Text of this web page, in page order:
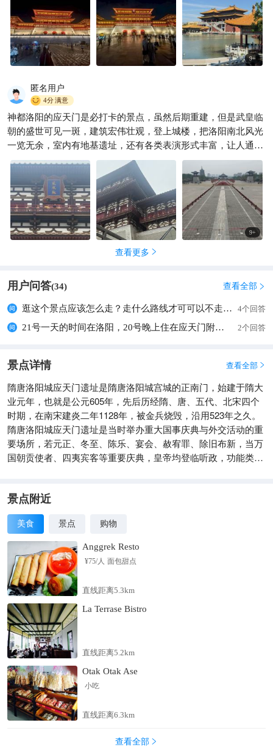
9+
匿名用户
4分满意
神都洛阳的应天门是必打卡的景点，虽然后期重建，但是武皇临
朝的盛世可见一斑，建筑宏伟壮观，登上城楼，把洛阳南北风光
一览无余，室内有地基遗址，还有各类表演形式丰富，让人通过
不同的方式了解这段大唐盛世，受益匪浅。
9+
查看更多 
用户问答(34) 查看全部 
逛这个景点应该怎么走？走什么路线才可可以不走回头路一次性走完。 4个回答
21号一天的时间在洛阳，20号晚上住在应天门附近，21号下午四点钟从龙门站坐车去郑州，谁能帮我设计一下线路，让这一天的时间充实一些。 2个回答
景点详情 查看全部 
隋唐洛阳城应天门遗址是隋唐洛阳城宫城的正南门，始建于隋大
业元年，也就是公元605年，先后历经隋、唐、五代、北宋四个
时期，在南宋建炎二年1128年，被金兵烧毁，沿用523年之久。
隋唐洛阳城应天门遗址是当时举办重大国事庆典与外交活动的重
要场所，若元正、冬至、陈乐、宴会、赦宥罪、除旧布新，当万
国朝贡使者、四夷宾客等重要庆典，皇帝均登临听政，功能类似
使的王朝盛世 。每逢上元节，应天门广场也会举办盛大的百戏表
演，隆重的时候，演出的队伍会从这里一直绵延到4公里外的郭
城的正南门。隋唐洛阳城应天门遗址在不同时期名称也有所不
同：隋代初建，根据《论语》“惟天为大，惟尧则之”，取“以天为
则”之意，故称“则天门”；唐神龙元年705唐中宗李显执政时期，
避武后尊号“则天大圣皇帝”，改称应天门。唐玄宗开元年间，此
楼改称为五凤楼，五凤楼一直沿用至五代、北宋时期；北宋末
年，金兵入侵中原，洛阳成为战场，遭到严重破坏，金兵一把火
烧毁了这座繁华了530多年的隋唐洛阳城，隋唐洛阳城应天门遗
址渐渐淡出人们的视野。隋唐洛阳城应天门遗址规模宏伟，气势
浩大，是中国传统礼仪中能展示身份和地位的建筑之一。《元·河
南志》记载：宫城正门曰则天门，门有两重观，上曰紫微观，左
右连阙，阙高120尺。按照唐代一尺29.4厘米来计算，折合今天
的36米左右，这座恢弘的城楼差不多有今天的十二三层楼高。唐
代诗人白居易曾在隋唐洛阳城应天门遗址上向南眺望，并作诗
云：“龙门翠黛眉相对，伊水黄金线一条”。在隋唐洛阳城应天门
遗址上就可以看到15公里外的龙门伊阙，显示出隋唐洛阳城应天
景点附近
美食 景点 购物
Anggrek Resto
¥75/人 面包甜点
直线距离5.3km
La Terrase Bistro
直线距离5.2km
Otak Otak Ase
小吃
直线距离6.3km
查看全部 